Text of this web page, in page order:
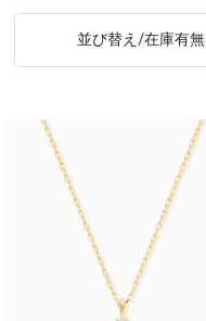
並び替え/在庫有無